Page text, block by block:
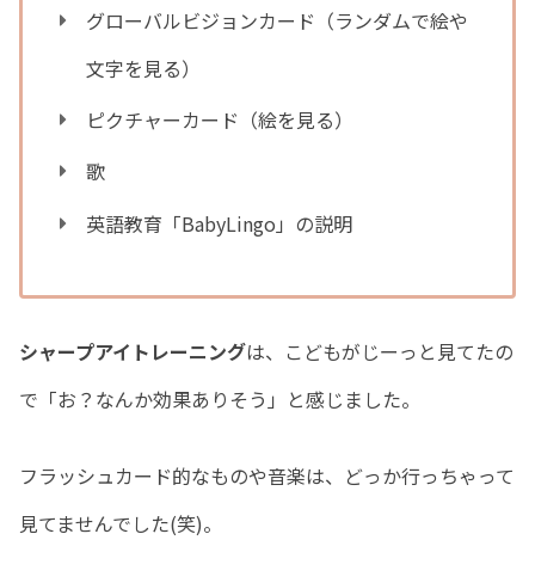
グローバルビジョンカード（ランダムで絵や
文字を見る）
ピクチャーカード（絵を見る）
歌
英語教育「BabyLingo」の説明
シャープアイトレーニングは、こどもがじーっと見てたの
で「お？なんか効果ありそう」と感じました。
フラッシュカード的なものや音楽は、どっか行っちゃって
見てませんでした(笑)。